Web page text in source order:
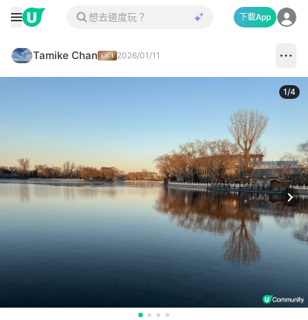
下載App
Tamike Chan 2026/01/11
1/4